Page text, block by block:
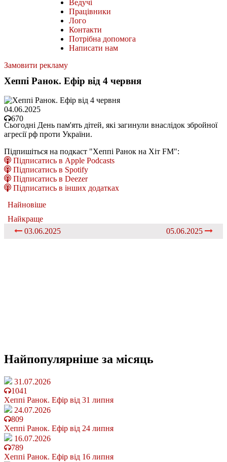
Ведучі
Працівники
Лого
Контакти
Потрібна допомога
Написати нам
Замовити рекламу
Хеппі Ранок. Ефір від 4 червня
04.06.2025
670
Сьогодні День пам'ять дітей, які загинули внаслідок збройної
агресії рф проти України.
Підпишіться на подкаст "Хеппі Ранок на Хіт FM":
Підписатись в Apple Podcasts
Підписатись в Spotify
Підписатись в Deezer
Підписатись в інших додатках
Найновіше
Найкраще
03.06.2025
05.06.2025
Найпопулярніше за місяць
31.07.2026
1041
Хеппі Ранок. Ефір від 31 липня
24.07.2026
809
Хеппі Ранок. Ефір від 24 липня
16.07.2026
789
Хеппі Ранок. Ефір від 16 липня